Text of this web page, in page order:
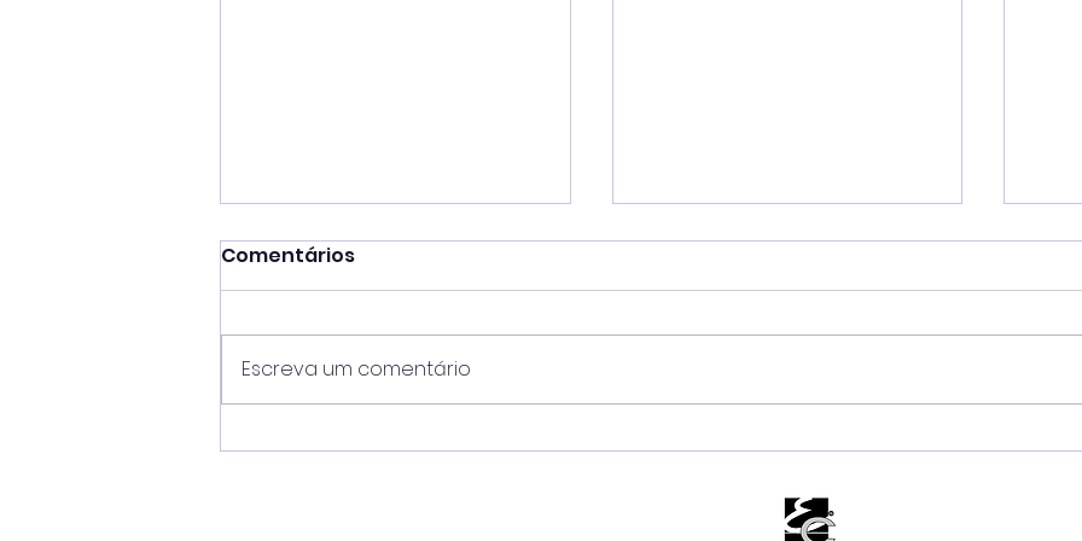
São Sebastião Matsuri
Tarcísio escolhe São
agenda pública após
Comentários
Escreva um comentário